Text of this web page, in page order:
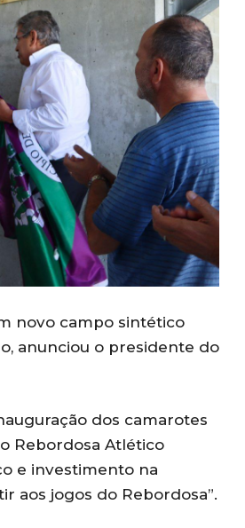
novo campo sintético
anunciou o presidente do
dos camarotes
Rebordosa Atlético
e investimento na
aos jogos do Rebordosa”.